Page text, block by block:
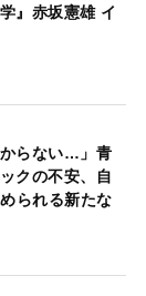
』赤坂憲雄 イ
からない…」青
クの不安、自
られる新たな